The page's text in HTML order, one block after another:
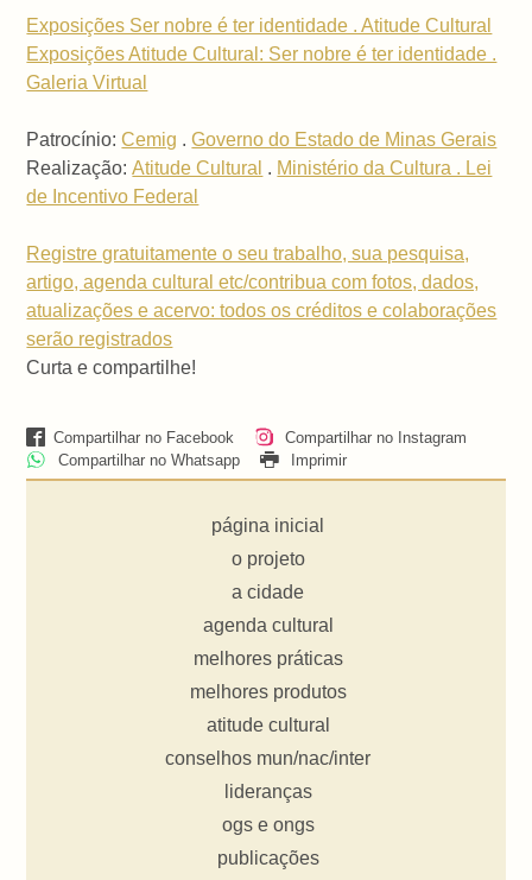
Exposições Ser nobre é ter identidade . Atitude Cultural
Exposições Atitude Cultural: Ser nobre é ter identidade .
Galeria Virtual
Patrocínio:Cemig .Governo do Estado de Minas Gerais
Realização:Atitude Cultural . Ministério da Cultura . Lei
de Incentivo Federal
Registre gratuitamente o seu trabalho, sua pesquisa,
artigo, agenda cultural etc/contribua com fotos, dados,
atualizações e acervo: todos os créditos e colaborações
serão registrados
Curta e compartilhe!
Compartilhar no Facebook
Compartilhar no Instagram
Compartilhar no Whatsapp
Imprimir
página inicial
o projeto
a cidade
agenda cultural
melhores práticas
melhores produtos
atitude cultural
conselhos mun/nac/inter
lideranças
ogs e ongs
publicações